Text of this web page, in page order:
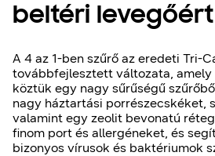
beltéri levegőért
A 4 az 1-ben szűrő az eredeti Tri-
továbbfejlesztett változata, amely
köztük egy nagy sűrűségű
nagy háztartási porrészecskéket,
valamint egy zeolit bevonatú
finom port és allergéneket, és
bizonyos vírusok és baktériumok